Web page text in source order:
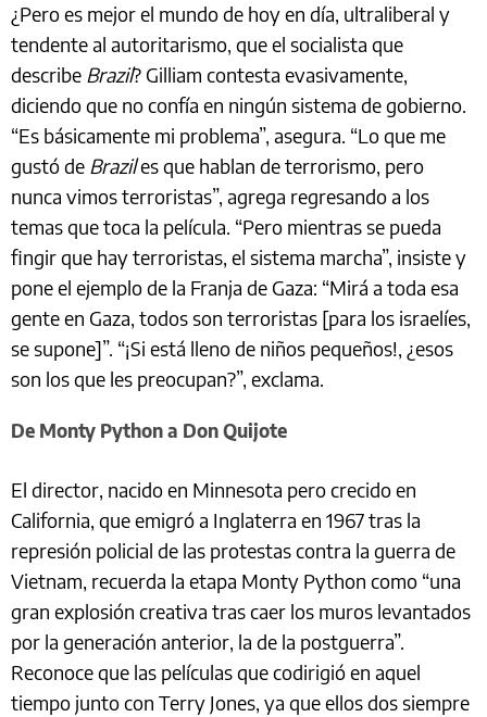
¿Pero es mejor el mundo de hoy en día, ultraliberal y
tendente al autoritarismo, que el socialista que
describe Brazil? Gilliam contesta evasivamente,
diciendo que no confía en ningún sistema de gobierno.
“Es básicamente mi problema”, asegura. “Lo que me
gustó de Braziles que hablan de terrorismo, pero
nunca vimos terroristas”, agrega regresando a los
temas que toca la película. “Pero mientras se pueda
fingir que hay terroristas, el sistema marcha”, insiste y
pone el ejemplo de la Franja de Gaza: “Mirá a toda esa
gente en Gaza, todos son terroristas [para los israelíes,
se supone]”. “¡Si está lleno de niños pequeños!, ¿esos
son los que les preocupan?”, exclama.
De Monty Python a Don Quijote
El director, nacido en Minnesota pero crecido en
California, que emigró a Inglaterra en 1967 tras la
represión policial de las protestas contra la guerra de
Vietnam, recuerda la etapa Monty Python como “una
gran explosión creativa tras caer los muros levantados
por la generación anterior, la de la postguerra”.
Reconoce que las películas que codirigió en aquel
tiempo junto con Terry Jones, ya que ellos dos siempre